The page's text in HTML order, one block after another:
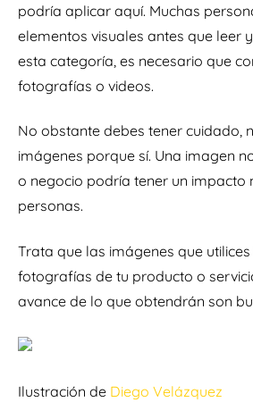
podría aplicar aquí. Muchas
elementos visuales antes que leer
esta categoría, es necesario que
fotografías o videos.
No obstante debes tener cuidado,
imágenes porque sí. Una imagen
o negocio podría tener un impacto
personas.
Trata que las imágenes que
fotografías de tu producto o
avance de lo que obtendrán son
Ilustración de Diego Velázquez